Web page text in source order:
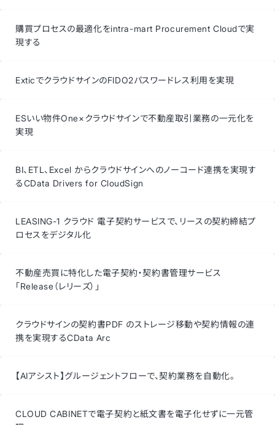
購買プロセスの最適化をintra-mart Procurement Cloudで実
現する
ExticでクラウドサインのFIDO2パスワードレス利用を実現
ESいい物件One×クラウドサインで不動産取引業務の一元化を
実現
BI、ETL、Excel からクラウドサインへのノーコード連携を実現す
るCData Drivers for CloudSign
LEASING-1 クラウド 電子契約サービスで、リースの契約締結プ
ロセスをデジタル化
不動産売買に特化した電子契約・契約書管理サービス
「Release（レリーズ）」
クラウドサインの契約書PDF のストレージ移動や契約情報の連
携を実現するCData Arc
【AIアシスト】グルージェントフローで、契約業務を自動化。
CLOUD CABINETで電子契約と紙文書を電子化せずに一元管